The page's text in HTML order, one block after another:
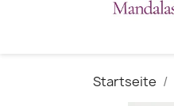
Startseite